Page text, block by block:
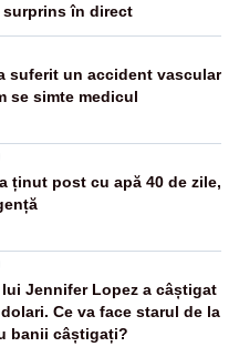
în direct
suferit un accident vascular
se simte medicul
ținut post cu apă 40 de zile,
Jennifer Lopez a câștigat
Ce va face starul de la
banii câștigați?